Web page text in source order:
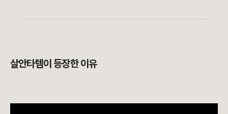
살안타템이 등장한 이유